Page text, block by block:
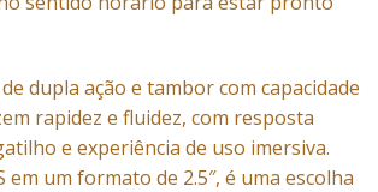
dupla ação e tambor com capacidade
rapidez e fluidez, com resposta
e experiência de uso imersiva.
em um formato de 2.5″, é uma escolha